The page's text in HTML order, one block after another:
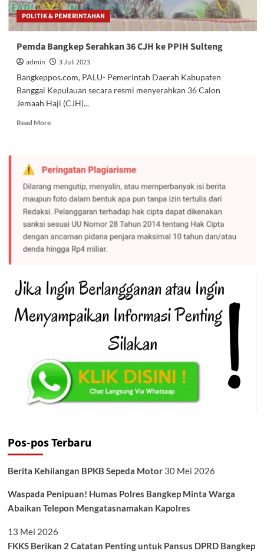
POLITIK & PEMERINTAHAN
Pemda Bangkep Serahkan 36 CJH ke PPIH Sulteng
admin
3 Juli 2023
Bangkeppos.com, PALU- Pemerintah Daerah Kabupaten
Banggai Kepulauan secara resmi menyerahkan 36 Calon
Jemaah Haji (CJH)...
Read MoreRead
Bangkep
Serahkan
36
CJH
ke
PPIH
Sulteng
Pos-pos Terbaru
Berita Kehilangan BPKB Sepeda Motor 30 Mei 2026
Waspada Penipuan! Humas Polres Bangkep Minta Warga
Abaikan Telepon Mengatasnamakan Kapolres
13 Mei 2026
FKKS Berikan 2 Catatan Penting untuk Pansus DPRD Bangkep